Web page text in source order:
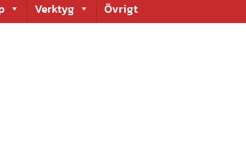
Verktyg Övrigt